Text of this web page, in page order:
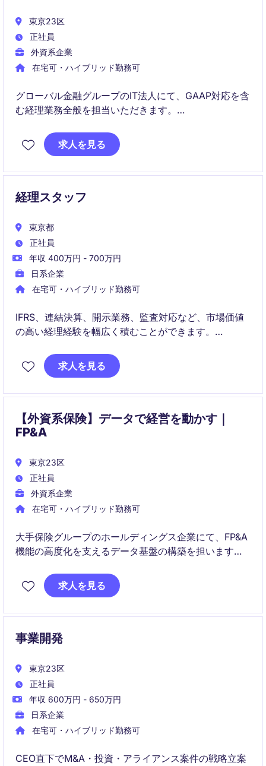
東京23区
正社員
外資系企業
在宅可・ハイブリッド勤務可
グローバル金融グループのIT法人にて、GAAP対応を含
む経理業務全般を担当いただきます。
決算・税務・日常経理からスタートし、将来的には幅
広い業務とリーダーシップ経験を積めるポジションで
求人を見る
経理スタッフ
東京都
正社員
年収 400万円 - 700万円
日系企業
在宅可・ハイブリッド勤務可
IFRS、連結決算、開示業務、監査対応など、市場価値
の高い経理経験を幅広く積むことができます。
づくりにも主体的に関わることができ、「攻めの経
理」としてキャリアを築ける環境です。
求人を見る
【外資系保険】データで経営を動かす｜
FP&A
東京23区
正社員
外資系企業
在宅可・ハイブリッド勤務可
大手保険グループのホールディングス企業にて、FP&A
機能の高度化を支えるデータ基盤の構築を担います。
決定までを一気通貫で支える重要な役割です。
求人を見る
事業開発
東京23区
正社員
年収 600万円 - 650万円
日系企業
在宅可・ハイブリッド勤務可
CEO直下でM&A・投資・アライアンス案件の戦略立案